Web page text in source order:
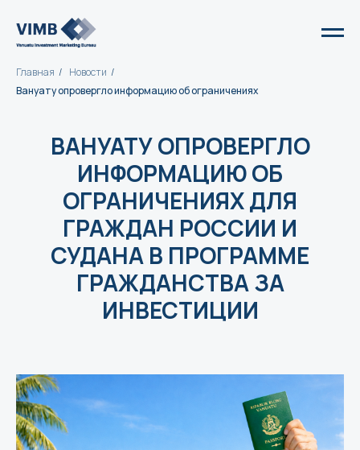
Главная / Новости /
Вануату опровергло информацию об ограничениях
ВАНУАТУ ОПРОВЕРГЛО
ИНФОРМАЦИЮ ОБ
ОГРАНИЧЕНИЯХ ДЛЯ
ГРАЖДАН РОССИИ И
СУДАНА В ПРОГРАММЕ
ГРАЖДАНСТВА ЗА
ИНВЕСТИЦИИ